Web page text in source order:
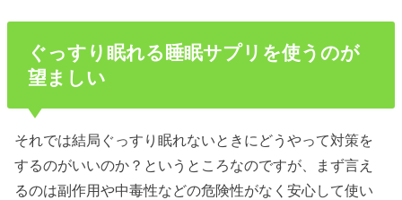
ぐっすり眠れる睡眠サプリを使うのが
望ましい
それでは結局ぐっすり眠れないときにどうやって対策を
するのがいいのか？というところなのですが、まず言え
るのは副作用や中毒性などの危険性がなく安心して使い